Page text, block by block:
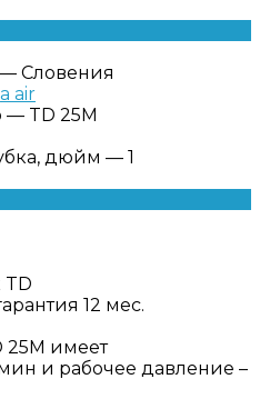
— Словения
air
— TD 25M
дюйм — 1
TD
12 мес.
25M имеет
и рабочее давление –